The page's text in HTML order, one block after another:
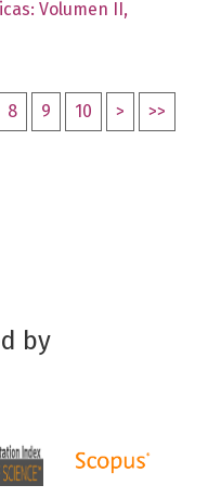
Volumen II,
8 9 10 > >>
by